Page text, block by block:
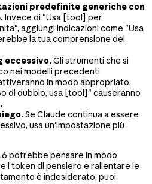
predefinite generiche con
Invece di "Usa [tool] per
aggiungi indicazioni come "Usa
la tua comprensione del
eccessivo.Gli strumenti che si
nei modelli precedenti
in modo appropriato.
di dubbio, usa [tool]" causeranno
Se Claude continua a essere
usa un'impostazione più
potrebbe pensare in modo
i token di pensiero e rallentare le
è indesiderato, puoi